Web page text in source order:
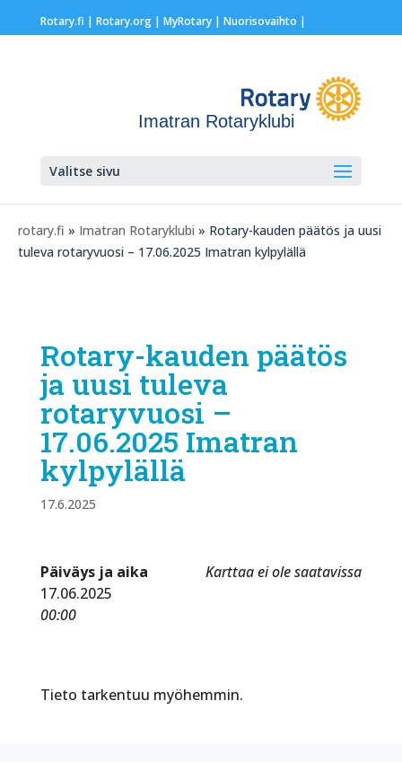
Rotary.fi | Rotary.org| MyRotary | Nuorisovaihto |
Imatran Rotaryklubi
Valitse sivu
rotary.fi » Imatran Rotaryklubi » Rotary-kauden päätös ja uusi
tuleva rotaryvuosi – 17.06.2025 Imatran kylpylällä
Rotary-kauden päätös
ja uusi tuleva
rotaryvuosi –
17.06.2025 Imatran
kylpylällä
17.6.2025
Karttaa ei ole saatavissa
Päiväys ja aika
17.06.2025
00:00
Tieto tarkentuu myöhemmin.